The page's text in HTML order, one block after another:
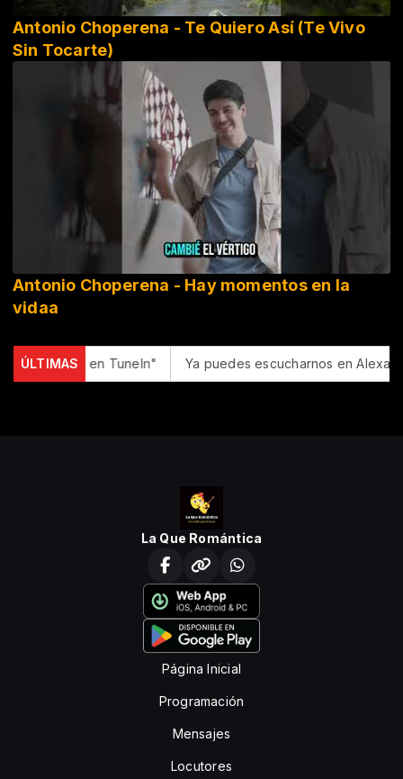
Antonio Choperena - Te Quiero Así (Te Vivo
Sin Tocarte)
Antonio Choperena - Hay momentos en la
vidaa
ÚLTIMAS
en TuneIn" Ya puedes escucharnos en Alexa con el
La Que Romántica
Página Inicial
Programación
Mensajes
Locutores